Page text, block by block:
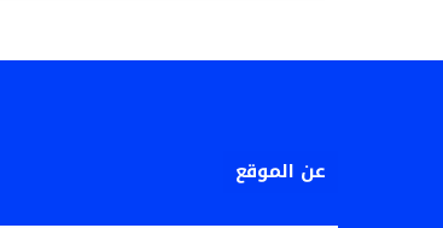
عن الموقع